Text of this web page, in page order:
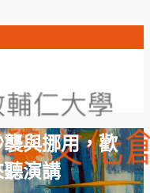
與挪用，歡
演講